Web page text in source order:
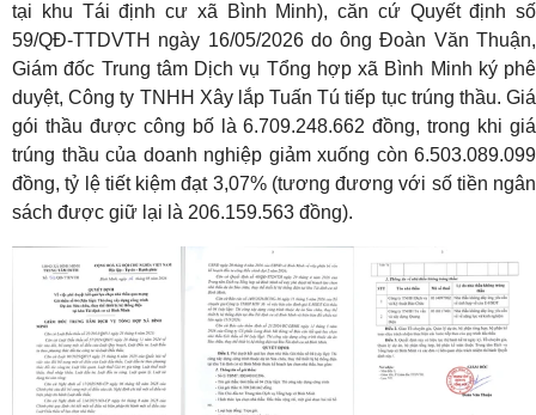
tại khu Tái định cư xã Bình Minh), căn cứ Quyết định số
59/QĐ-TTDVTH ngày 16/05/2026 do ông Đoàn Văn Thuận,
Giám đốc Trung tâm Dịch vụ Tổng hợp xã Bình Minh ký phê
duyệt, Công ty TNHH Xây lắp Tuấn Tú tiếp tục trúng thầu. Giá
gói thầu được công bố là 6.709.248.662 đồng, trong khi giá
trúng thầu của doanh nghiệp giảm xuống còn 6.503.089.099
đồng, tỷ lệ tiết kiệm đạt 3,07% (tương đương với số tiền ngân
sách được giữ lại là 206.159.563 đồng).